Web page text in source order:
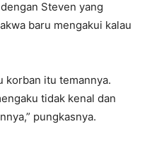
Steven yang
baru mengakui kalau
korban itu temannya.
tidak kenal dan
pungkasnya.